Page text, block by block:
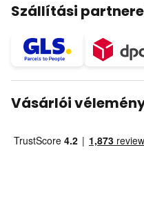
Szállítási
Vásárlói